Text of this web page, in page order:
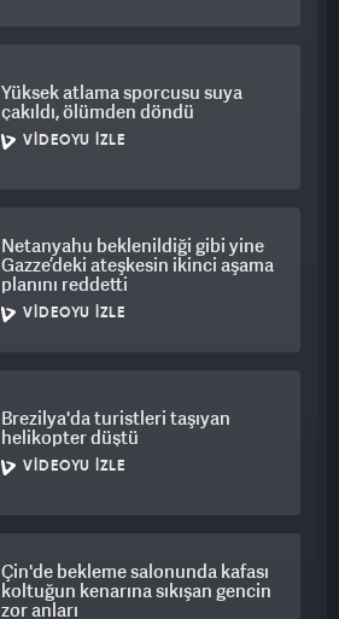
Yüksek atlama sporcusu suya
çakıldı, ölümden döndü
VIDEOYU İZLE
Netanyahu beklenildiği gibi yine
Gazze’deki ateşkesin ikinci aşama
planını reddetti
VIDEOYU İZLE
Brezilya'da turistleri taşıyan
helikopter düştü
VIDEOYU İZLE
Çin'de bekleme salonunda kafası
koltuğun kenarına sıkışan gencin
zor anları